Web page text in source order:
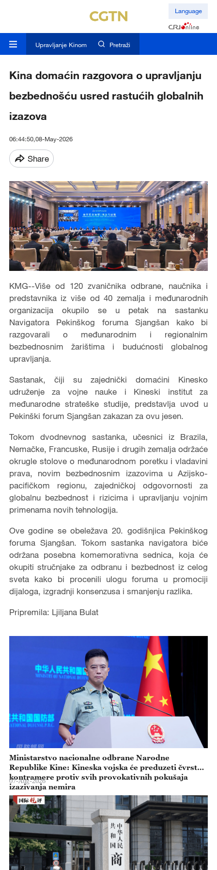
Language
Upravljanje Kinom Pretraži
Kina domaćin razgovora o upravljanju
bezbednošću usred rastućih globalnih
izazova
06:44:50,08-May-2026
Share
KMG--Više od 120 zvaničnika odbrane, naučnika i
predstavnika iz više od 40 zemalja i međunarodnih
organizacija okupilo se u petak na sastanku
Navigatora Pekinškog foruma Sjangšan kako bi
razgovarali o međunarodnim i regionalnim
bezbednosnim žarištima i budućnosti globalnog
upravljanja.
Sastanak, čiji su zajednički domaćini Kinesko
udruženje za vojne nauke i Kineski institut za
međunarodne strateške studije, predstavlja uvod u
Pekinški forum Sjangšan zakazan za ovu jesen.
Tokom dvodnevnog sastanka, učesnici iz Brazila,
Nemačke, Francuske, Rusije i drugih zemalja održaće
okrugle stolove o međunarodnom poretku i vladavini
prava, novim bezbednosnim izazovima u Azijsko-
pacifičkom regionu, zajedničkoj odgovornosti za
globalnu bezbednost i rizicima i upravljanju vojnim
primenama novih tehnologija.
Ove godine se obeležava 20. godišnjica Pekinškog
foruma Sjangšan. Tokom sastanka navigatora biće
održana posebna komemorativna sednica, koja će
okupiti stručnjake za odbranu i bezbednost iz celog
sveta kako bi procenili ulogu foruma u ​​promociji
dijaloga, izgradnji konsenzusa i smanjenju razlika.
Pripremila: Ljiljana Bulat
Ministarstvo nacionalne odbrane Narodne
Republike Kine: Kineska vojska će preduzeti čvrste
kontramere protiv svih provokativnih pokušaja
izazivanja nemira
07-Aug-2026